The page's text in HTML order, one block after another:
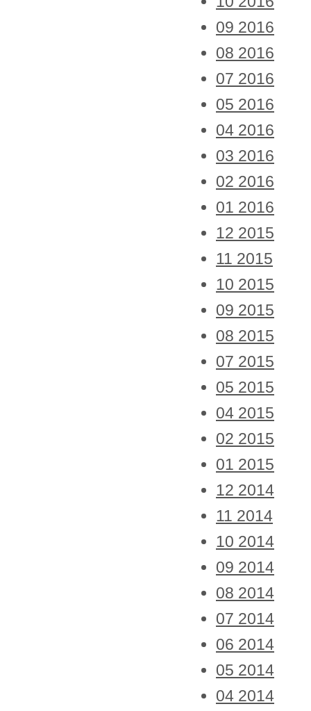
09 2016
08 2016
07 2016
05 2016
04 2016
03 2016
02 2016
01 2016
12 2015
11 2015
10 2015
09 2015
08 2015
07 2015
05 2015
04 2015
02 2015
01 2015
12 2014
11 2014
10 2014
09 2014
08 2014
07 2014
06 2014
05 2014
04 2014